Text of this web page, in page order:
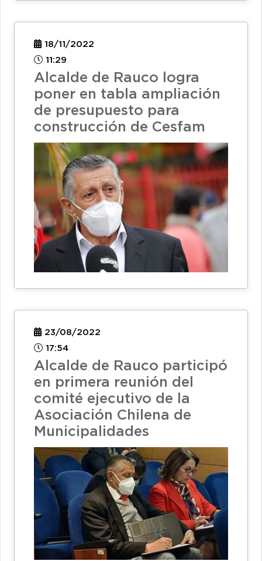
18/11/2022
11:29
Alcalde de Rauco logra
poner en tabla ampliación
de presupuesto para
construcción de Cesfam
23/08/2022
17:54
Alcalde de Rauco participó
en primera reunión del
comité ejecutivo de la
Asociación Chilena de
Municipalidades